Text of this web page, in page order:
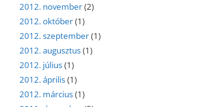
2012. november(2)
2012. október(1)
2012. szeptember(1)
2012. augusztus(1)
2012. július(1)
2012. április(1)
2012. március(1)